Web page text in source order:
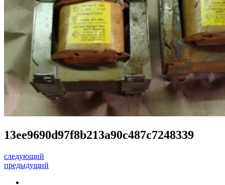
13ee9690d97f8b213a90c487c7248339
следующий
предыдущий